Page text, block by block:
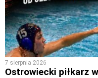
7 sierpnia 2026
Ostrowiecki piłkarz